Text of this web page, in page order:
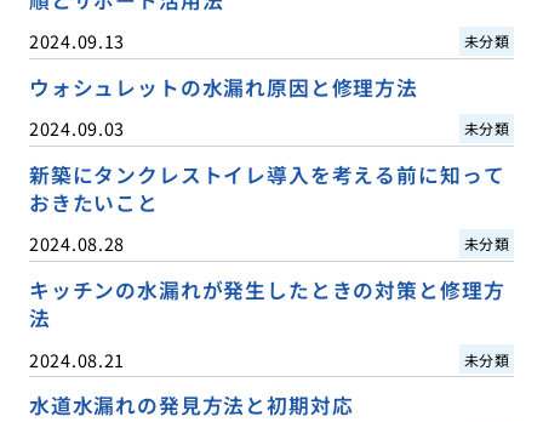
2024.09.13 未分類
ウォシュレットの水漏れ原因と修理方法
2024.09.03 未分類
新築にタンクレストイレ導入を考える前に知って
おきたいこと
2024.08.28 未分類
キッチンの水漏れが発生したときの対策と修理方
法
2024.08.21 未分類
水道水漏れの発見方法と初期対応